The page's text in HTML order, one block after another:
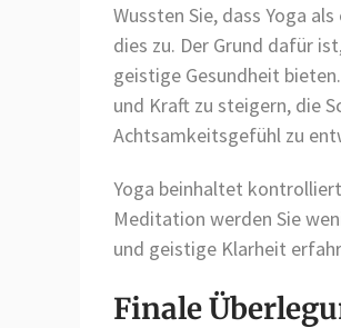
Wussten Sie, dass Yoga
dies zu. Der Grund dafür
geistige Gesundheit
und Kraft zu steigern, die
Achtsamkeitsgefühl zu
Yoga beinhaltet
Meditation werden Sie
und geistige Klarheit
Finale